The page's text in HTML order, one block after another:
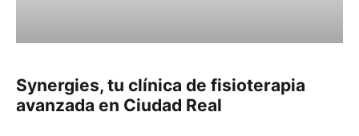
Synergies, tu clínica de fisioterapia
avanzada en Ciudad Real